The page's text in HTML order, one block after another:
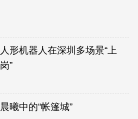
人形机器人在深圳多场景“上
岗”
晨曦中的“帐篷城”